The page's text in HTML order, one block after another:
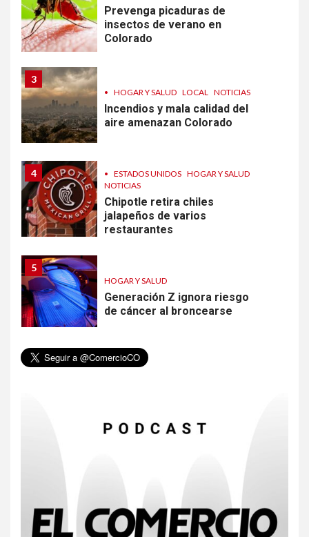
Prevenga picaduras de
insectos de verano en
Colorado
3
• HOGAR Y SALUD LOCAL NOTICIAS
Incendios y mala calidad del
aire amenazan Colorado
4 • ESTADOS UNIDOS HOGAR Y SALUD
NOTICIAS
Chipotle retira chiles
jalapeños de varios
restaurantes
5
HOGAR Y SALUD
Generación Z ignora riesgo
de cáncer al broncearse
6
precio